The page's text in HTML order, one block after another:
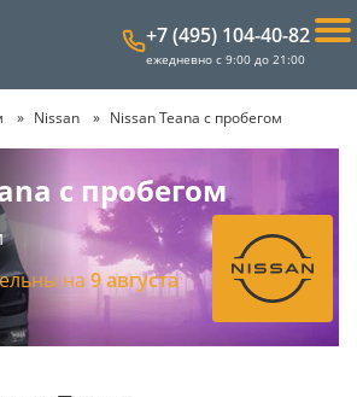
+7 (495) 104-40-82
ежедневно с 9:00 до 21:00
Nissan Nissan Teana с пробегом
с пробегом
на 9 августа